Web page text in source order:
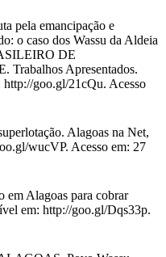
pela emancipação e
o caso dos Wassu da Aldeia
DE
Trabalhos Apresentados.
goo.gl/21cQu. Acesso
Alagoas na Net,
wucVP. Acesso em: 27
em Alagoas para cobrar
em: http://goo.gl/Dqs33p.